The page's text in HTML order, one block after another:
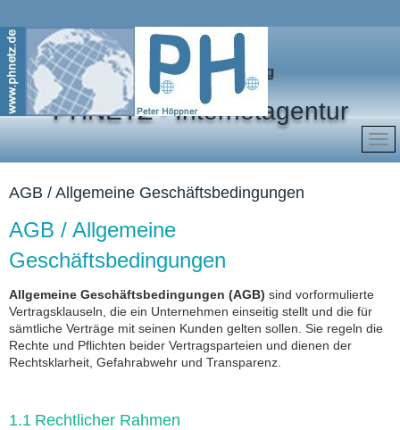
PHNETZ - Internetagentur
Marketing für Ihren Erfolg
AGB / Allgemeine Geschäftsbedingungen
AGB / Allgemeine
Geschäftsbedingungen
Allgemeine Geschäftsbedingungen (AGB) sind vorformulierte
Vertragsklauseln, die ein Unternehmen einseitig stellt und die für
sämtliche Verträge mit seinen Kunden gelten sollen. Sie regeln die
Rechte und Pflichten beider Vertragsparteien und dienen der
Rechtsklarheit, Gefahrabwehr und Transparenz.
1.1 Rechtlicher Rahmen